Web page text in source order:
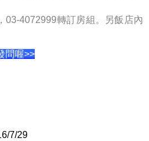
03-4072999轉訂房組。另飯店內
問喔>>
7/29